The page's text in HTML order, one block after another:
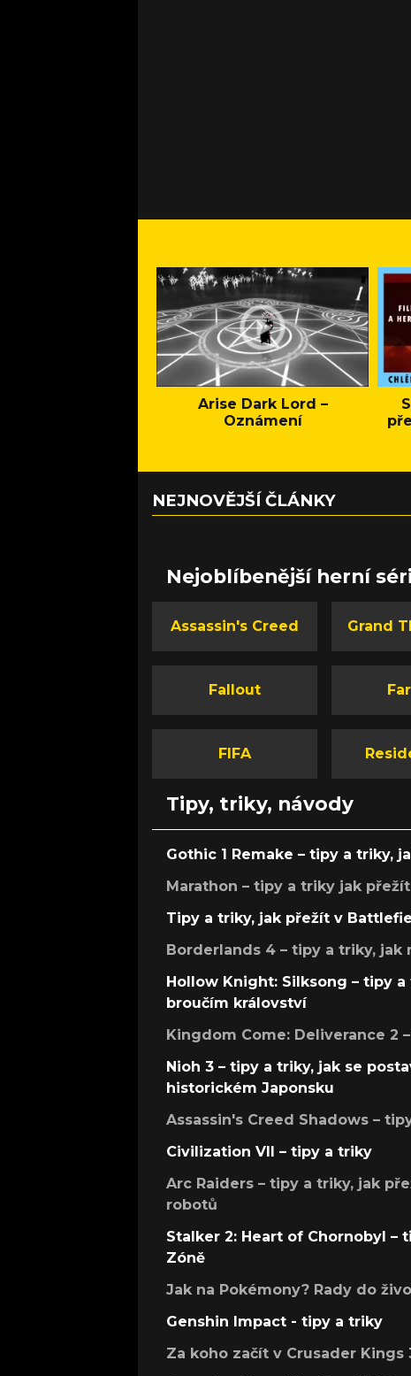
Arise Dark Lord –
Oznámení
NEJNOVĚJŠÍ ČLÁNKY
Nejoblíbenější herní
Assassin's Creed Grand
Fallout
FIFA
Tipy, triky, návody
Gothic 1 Remake – tipy a triky,
Marathon – tipy a triky jak
Tipy a triky, jak přežít v
Borderlands 4 – tipy a triky,
Hollow Knight: Silksong – tipy
broučím království
Kingdom Come: Deliverance 2
Nioh 3 – tipy a triky, jak se
historickém Japonsku
Assassin's Creed Shadows –
Civilization VII – tipy a triky
Arc Raiders – tipy a triky, jak
robotů
Stalker 2: Heart of Chornobyl –
Zóně
Jak na Pokémony? Rady do
Genshin Impact - tipy a triky
Za koho začít v Crusader Kings